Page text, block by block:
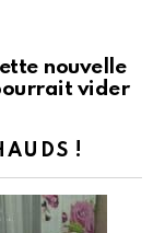
nouvelle
vider
!